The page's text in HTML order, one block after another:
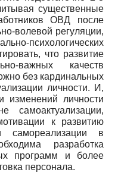
существенные
ОВД после
волевой регуляции,
психологических
что развитие
важных качеств
без кардинальных
личности. И,
изменений личности
самоактуализации,
к развитию
самореализации в
разработка
программ и более
персонала.